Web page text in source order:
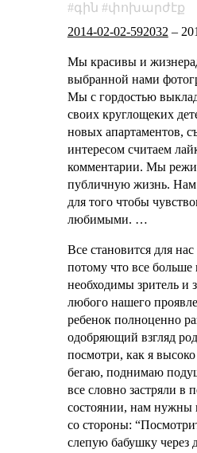
գին
փոխարժէք
2014-02-02-592032–
Мы красивы и
выбранной нами
Мы с гордостью
своих круглощеких
новых апартаментов,
интересом считаем
комментарии. Мы
публичную жизнь.
для того чтобы
любимыми. …
Все становится для
потому что все
необходимы зритель и
любого нашего
ребенок полноценно
одобряющий взгляд
посмотри, как я
бегаю, поднимаю
все словно застряли в
состоянии, нам нужны
со стороны:
слепую бабушку через